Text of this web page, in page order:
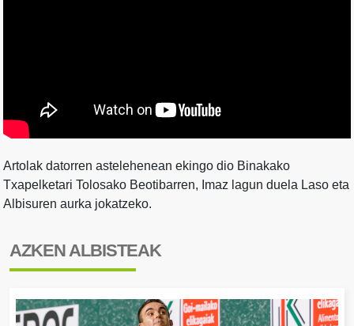
Artolak datorren astelehenean ekingo dio Binakako
Txapelketari Tolosako Beotibarren, Imaz lagun duela Laso eta
Albisuren aurka jokatzeko.
AZKEN ALBISTEAK